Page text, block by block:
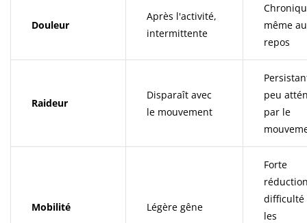
Douleur
Après l'activité,
intermittente
même au
repos
Raideur
Disparaît avec
le mouvement
peu
par le
Mobilité Légère gêne
Forte
difficulté
les